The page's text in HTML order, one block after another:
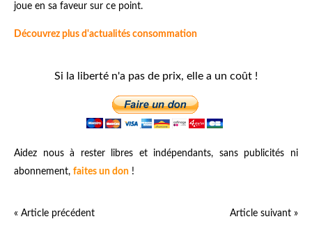
joue en sa faveur sur ce point.
Découvrez plus d'actualités consommation
Si la liberté n'a pas de prix, elle a un coût !
Aidez nous à rester libres et indépendants, sans publicités ni
abonnement, faites un don !
« Article précédent Article suivant »